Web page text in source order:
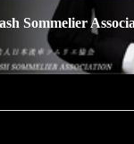
Sommelier